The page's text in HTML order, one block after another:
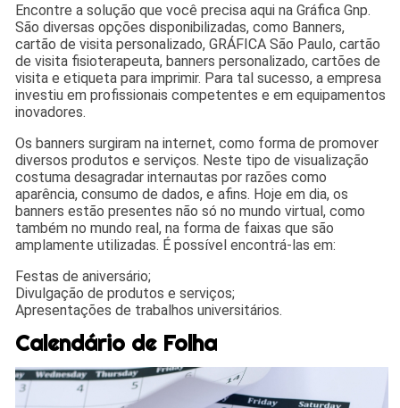
Encontre a solução que você precisa aqui na Gráfica Gnp.
São diversas opções disponibilizadas, como Banners,
cartão de visita personalizado, GRÁFICA São Paulo, cartão
de visita fisioterapeuta, banners personalizado, cartões de
visita e etiqueta para imprimir. Para tal sucesso, a empresa
investiu em profissionais competentes e em equipamentos
inovadores.
Os banners surgiram na internet, como forma de promover
diversos produtos e serviços. Neste tipo de visualização
costuma desagradar internautas por razões como
aparência, consumo de dados, e afins. Hoje em dia, os
banners estão presentes não só no mundo virtual, como
também no mundo real, na forma de faixas que são
amplamente utilizadas. É possível encontrá-las em:
Festas de aniversário;
Divulgação de produtos e serviços;
Apresentações de trabalhos universitários.
Calendário de Folha